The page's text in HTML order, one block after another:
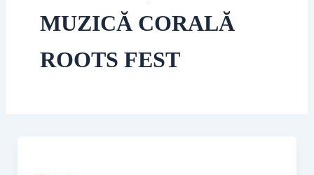
MUZICĂ CORALĂ
ROOTS FEST